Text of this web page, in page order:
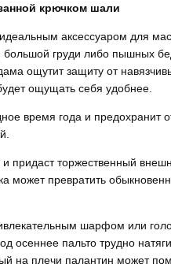
крючком шали
аксессуаром для
груди либо пышных
ощутит защиту от
ощущать себя удобнее.
время года и предохранит
и придаст торжественный
может превратить
шарфом или
осеннее пальто трудно
на плечи палантин может